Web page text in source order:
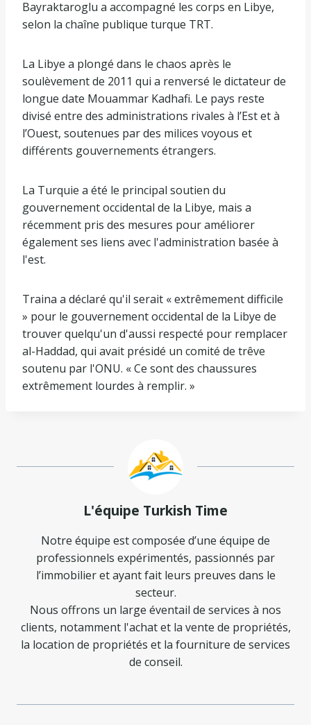
Bayraktaroglu a accompagné les corps en Libye,
selon la chaîne publique turque TRT.
La Libye a plongé dans le chaos après le
soulèvement de 2011 qui a renversé le dictateur de
longue date Mouammar Kadhafi. Le pays reste
divisé entre des administrations rivales à l’Est et à
l’Ouest, soutenues par des milices voyous et
différents gouvernements étrangers.
La Turquie a été le principal soutien du
gouvernement occidental de la Libye, mais a
récemment pris des mesures pour améliorer
également ses liens avec l'administration basée à
l'est.
Traina a déclaré qu'il serait « extrêmement difficile
» pour le gouvernement occidental de la Libye de
trouver quelqu'un d'aussi respecté pour remplacer
al-Haddad, qui avait présidé un comité de trêve
soutenu par l'ONU. « Ce sont des chaussures
extrêmement lourdes à remplir. »
L'équipe Turkish Time
Notre équipe est composée d’une équipe de
professionnels expérimentés, passionnés par
l’immobilier et ayant fait leurs preuves dans le
secteur.
Nous offrons un large éventail de services à nos
clients, notamment l'achat et la vente de propriétés,
la location de propriétés et la fourniture de services
de conseil.